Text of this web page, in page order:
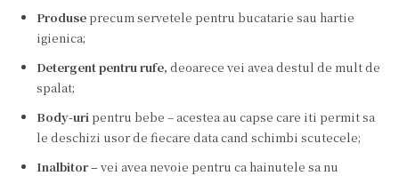
Produseprecum servetele pentru bucatarie sau hartie
igienica;
Detergent pentru rufe, deoarece vei avea destul de mult de
spalat;
Body-uripentru bebe – acestea au capse care iti permit sa
le deschizi usor de fiecare data cand schimbi scutecele;
Inalbitor – vei avea nevoie pentru ca hainutele sa nu